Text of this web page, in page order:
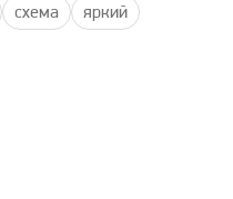
схема яркий